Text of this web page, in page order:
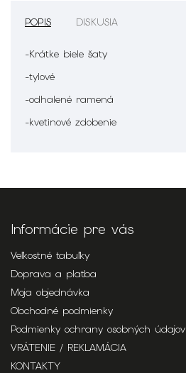
POPIS DISKUSIA
-Krátke biele šaty
-tylové
-odhalené ramená
-kvetinové zdobenie
Informácie pre vás
Veľkostné tabuľky
Doprava a platba
Moja objednávka
Obchodné podmienky
Podmienky ochrany osobných údajov
VRÁTENIE / REKLAMÁCIA
KONTAKTY